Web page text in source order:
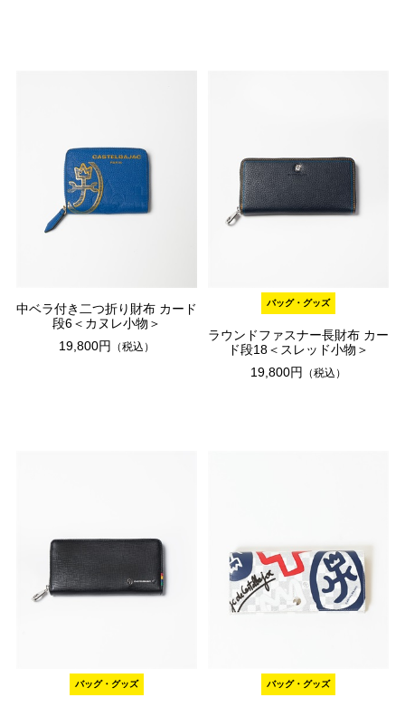
中ベラ付き二つ折り財布 カード
段6＜カヌレ小物＞
19,800円
（税込）
バッグ・グッズ
ラウンドファスナー長財布 カー
ド段18＜スレッド小物＞
19,800円
（税込）
バッグ・グッズ バッグ・グッズ